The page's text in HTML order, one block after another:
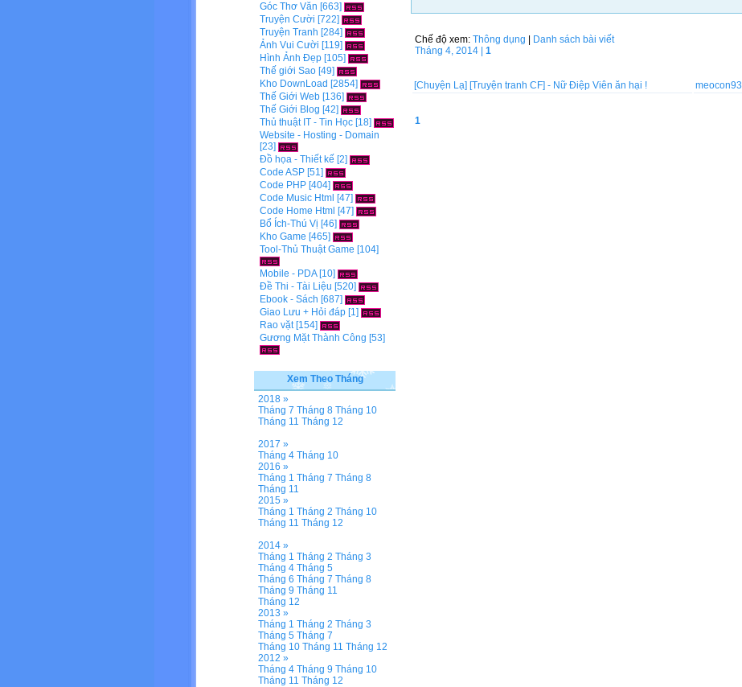
Chế độ xem: Thông dụng
Danh sách bài viết
Tháng 4, 2014 | 1
[Chuyện Lạ] [Truyện tranh CF] - Nữ Điệp Viên ăn hại ! meocon93
1
Góc Thơ Văn [663]
Truyện Cười [722]
Truyện Tranh [284]
Ảnh Vui Cười [119]
Hình Ảnh Đẹp [105]
Thế giới Sao [49]
Kho DownLoad [2854]
Thế Giới Web [136]
Thế Giới Blog [42]
Thủ thuật IT - Tin Học [18]
Website - Hosting - Domain
[23]
Đồ họa - Thiết kế [2]
Code ASP [51]
Code PHP [404]
Code Music Html [47]
Code Home Html [47]
Bổ Ích-Thú Vị [46]
Kho Game [465]
Tool-Thủ Thuật Game [104]
Mobile - PDA[10]
Đề Thi - Tài Liệu [520]
Ebook - Sách [687]
Giao Lưu + Hỏi đáp [1]
Rao vặt[154]
Gương Mặt Thành Công [53]
Xem Theo Tháng
2018 »
Tháng 7 Tháng 8 Tháng 10
Tháng 11 Tháng 12
2017 »
Tháng 4 Tháng 10
2016 »
Tháng 1 Tháng 7 Tháng 8
Tháng 11
2015 »
Tháng 1 Tháng 2 Tháng 10
Tháng 11 Tháng 12
2014 »
Tháng 1 Tháng 2 Tháng 3
Tháng 4 Tháng 5
Tháng 6 Tháng 7 Tháng 8
Tháng 9 Tháng 11
Tháng 12
2013 »
Tháng 1 Tháng 2 Tháng 3
Tháng 5 Tháng 7
Tháng 10 Tháng 11 Tháng 12
2012 »
Tháng 4 Tháng 9 Tháng 10
Tháng 11 Tháng 12